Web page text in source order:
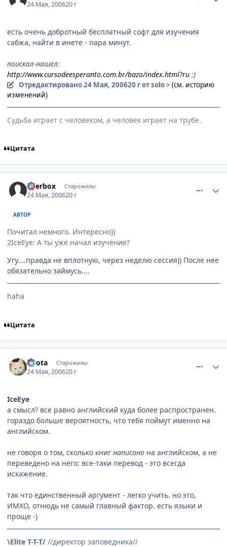
24 Мая, 200620 г
есть очень добротный бесплатный софт для изучения
сабжа, найти в инете - пара минут.
поискал-нашел:
http://www.cursodeesperanto.com.br/bazo/index.html?ru :)
Отредактировано24 Мая, 200620 гот solo > (см. историю
изменений)
Судьба играет с человеком, а человек играет на трубе.
Цитата
Beerbox Старожилы
24 Мая, 200620 г
АВТОР
Почитал немного. Интересно))
2IceEye: А ты уже начал изучение?
Угу....правда не вплотную, через неделю сессия)) После нее
обязательно займусь....
haha
Цитата
Kuota Старожилы
24 Мая, 200620 г
IceEye
а смысл? все равно английский куда более распространен.
гораздо больше вероятность, что тебя поймут именно на
английском.
не говоря о том, сколько книг написано на английском, а не
переведено на него: все-таки перевод - это всегда
искажение.
так что единственный аргумент - легко учить. но это,
ИМХО, отнюдь не самый главный фактор. есть языки и
проще -)
\Elite T-T-T/ //директор заповедника//